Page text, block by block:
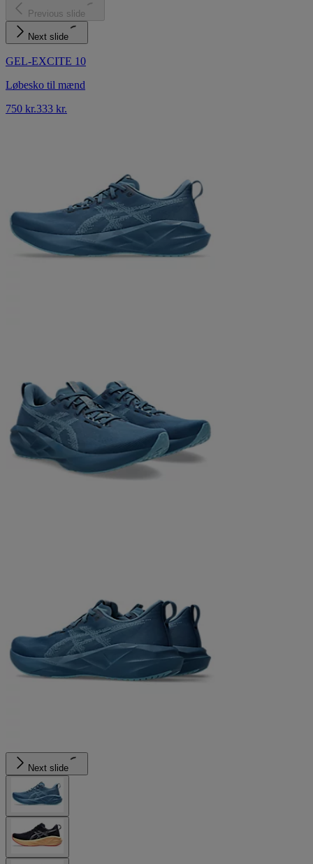
Previous slide
Next slide
GEL-EXCITE 10
Løbesko til mænd
750 kr.333 kr.
Next slide